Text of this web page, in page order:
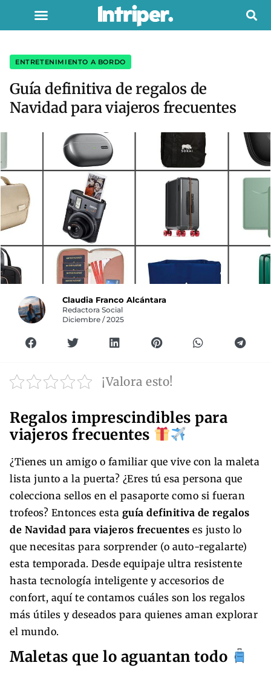
ENTRETENIMIENTO A BORDO
Guía definitiva de regalos de
Navidad para viajeros frecuentes
Claudia Franco Alcántara
Redactora Social
Diciembre / 2025
¡Valora esto!
Regalos imprescindibles para
viajeros frecuentes
¿Tienes un amigo o familiar que vive con la maleta
lista junto a la puerta? ¿Eres tú esa persona que
colecciona sellos en el pasaporte como si fueran
trofeos? Entonces esta guía definitiva de regalos
de Navidad para viajeros frecuentes es justo lo
que necesitas para sorprender (o auto-regalarte)
esta temporada. Desde equipaje ultra resistente
hasta tecnología inteligente y accesorios de
confort, aquí te contamos cuáles son los regalos
más útiles y deseados para quienes aman explorar
el mundo.
Maletas que lo aguantan todo